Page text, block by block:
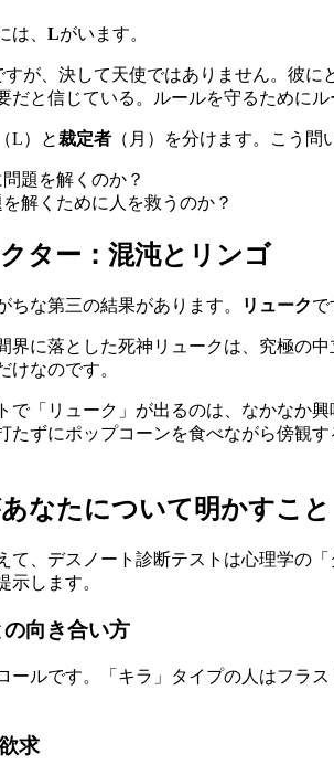
は、 Lがいます。
が、決して天使ではありません。彼
だと信じている。ルールを守るために
（L）と裁定者 （月）を分けます。こう問
題を解くのか？
解くために人を救うのか？
ター：混沌とリンゴ
ちな第三の結果があります。 リュークで
界に落とした死神リュークは、究極の
けなのです。
で「リューク」が出るのは、なかなか
たずにポップコーンを食べながら傍観
なたについて明かすこと
て、デスノート診断テストは心理学の
示します。
向き合い方
ールです。「キラ」タイプの人はフラス
求